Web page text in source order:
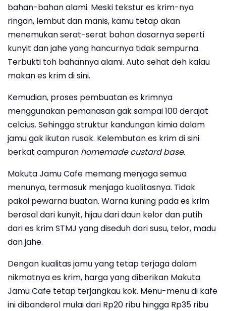
bahan-bahan alami. Meski tekstur es krim-nya
ringan, lembut dan manis, kamu tetap akan
menemukan serat-serat bahan dasarnya seperti
kunyit dan jahe yang hancurnya tidak sempurna.
Terbukti toh bahannya alami. Auto sehat deh kalau
makan es krim di sini.
Kemudian, proses pembuatan es krimnya
menggunakan pemanasan gak sampai 100 derajat
celcius. Sehingga struktur kandungan kimia dalam
jamu gak ikutan rusak. Kelembutan es krim di sini
berkat campuran homemade custard base.
Makuta Jamu Cafe memang menjaga semua
menunya, termasuk menjaga kualitasnya. Tidak
pakai pewarna buatan. Warna kuning pada es krim
berasal dari kunyit, hijau dari daun kelor dan putih
dari es krim STMJ yang diseduh dari susu, telor, madu
dan jahe.
Dengan kualitas jamu yang tetap terjaga dalam
nikmatnya es krim, harga yang diberikan Makuta
Jamu Cafe tetap terjangkau kok. Menu-menu di kafe
ini dibanderol mulai dari Rp20 ribu hingga Rp35 ribu